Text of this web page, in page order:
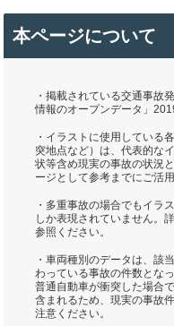
本ページについて
・掲載されている交通事故
情報のオープンデータ」
・イラストに使用している
突地点など）は、代表的な
状等含め現実の事故の状況
ージとして参考までにご活用
・多重事故の場合でもイラ
しか表現されていません。
参照ください。
・車両種別のデータは、該
わっている事故の件数とな
普通自動車が衝突した場合
含まれるため、現実の事故
注意ください。